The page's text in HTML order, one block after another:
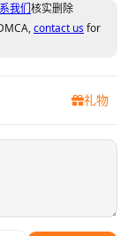
我们核实删除
contact usfor
礼物